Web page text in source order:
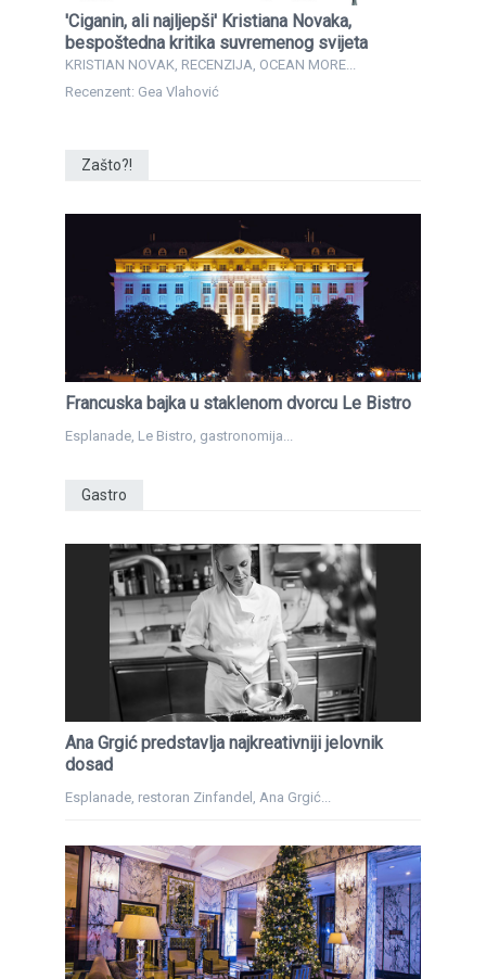
'Ciganin, ali najljepši' Kristiana Novaka,
bespoštedna kritika suvremenog svijeta
KRISTIAN NOVAK, RECENZIJA, OCEAN MORE...
Recenzent: Gea Vlahović
Zašto?!
Francuska bajka u staklenom dvorcu Le Bistro
Esplanade, Le Bistro, gastronomija...
Gastro
Ana Grgić predstavlja najkreativniji jelovnik
dosad
Esplanade, restoran Zinfandel, Ana Grgić...